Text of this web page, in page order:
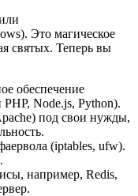
Это магическое
святых. Теперь вы
обеспечение
Node.js, Python).
под свои нужды,
(iptables, ufw).
например, Redis,